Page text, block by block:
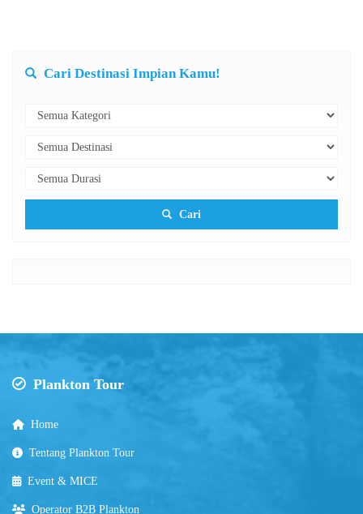
Cari Destinasi Impian Kamu!
Cari
Plankton Tour
Home
Tentang Plankton Tour
Event & MICE
Operator B2B Plankton